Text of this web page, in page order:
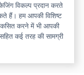
विकल्प प्रदान करते
हैं। हम आपकी विशिष्ट
करने में भी आपकी
कई तरह की सामग्री